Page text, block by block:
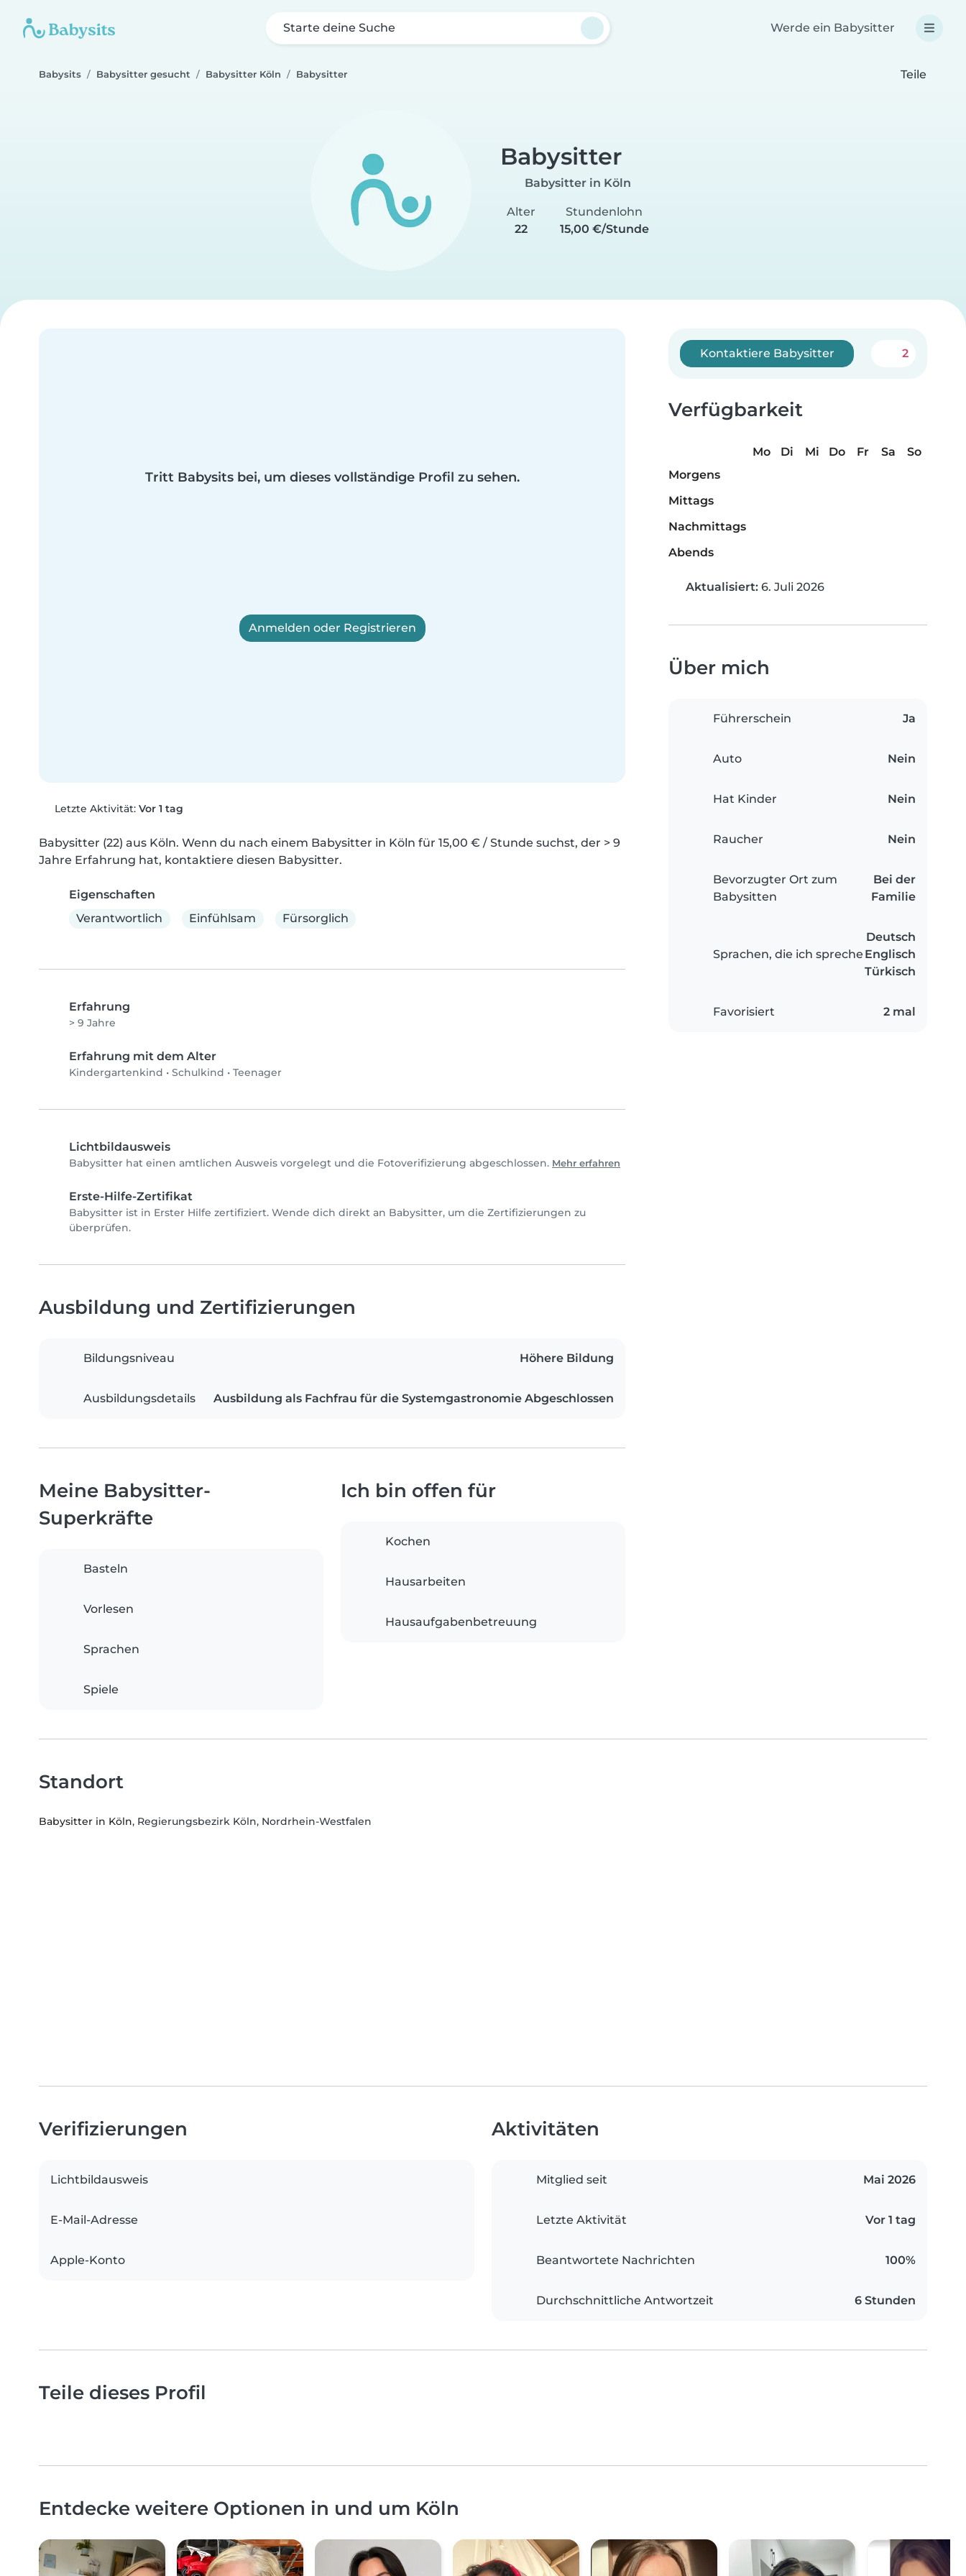
Starte deine Suche Werde ein Babysitter
Babysits Babysitter gesucht Babysitter Köln Babysitter Teile
Babysitter
Babysitter in Köln
Alter
22
Stundenlohn
15,00 €/Stunde
Tritt Babysits bei, um dieses vollständige Profil zu sehen.
Anmelden oder Registrieren
Letzte Aktivität: Vor 1 tag
Babysitter (22) aus Köln. Wenn du nach einem Babysitter in Köln für 15,00 € / Stunde suchst, der > 9
Jahre Erfahrung hat, kontaktiere diesen Babysitter.
Eigenschaften
Verantwortlich
Einfühlsam Fürsorglich
Erfahrung
> 9 Jahre
Erfahrung mit dem Alter
Kindergartenkind • Schulkind • Teenager
Lichtbildausweis
Babysitter hat einen amtlichen Ausweis vorgelegt und die Fotoverifizierung abgeschlossen. Mehr erfahren
Erste-Hilfe-Zertifikat
Babysitter ist in Erster Hilfe zertifiziert. Wende dich direkt an Babysitter, um die Zertifizierungen zu
überprüfen.
Kontaktiere Babysitter 2
Verfügbarkeit
Mo Di Mi Do Fr Sa
So
Morgens
Mittags
Nachmittags
Abends
Aktualisiert: 6. Juli 2026
Über mich
Führerschein Ja
Auto Nein
Hat Kinder Nein
Raucher Nein
Bevorzugter Ort zum
Babysitten
Bei der
Familie
Sprachen, die ich spreche
Deutsch
Englisch
Türkisch
Favorisiert 2 mal
Ausbildung und Zertifizierungen
Bildungsniveau Höhere Bildung
Ausbildungsdetails Ausbildung als Fachfrau für die Systemgastronomie Abgeschlossen
Meine Babysitter-
Superkräfte
Basteln
Vorlesen
Sprachen
Spiele
Ich bin offen für
Kochen
Hausarbeiten
Hausaufgabenbetreuung
Standort
Babysitter in Köln, Regierungsbezirk Köln, Nordrhein-Westfalen
Verifizierungen
Lichtbildausweis
E-Mail-Adresse
Apple-Konto
Aktivitäten
Mitglied seit Mai 2026
Letzte Aktivität Vor 1 tag
Beantwortete Nachrichten 100%
Durchschnittliche Antwortzeit 6 Stunden
Teile dieses Profil
Entdecke weitere Optionen in und um Köln